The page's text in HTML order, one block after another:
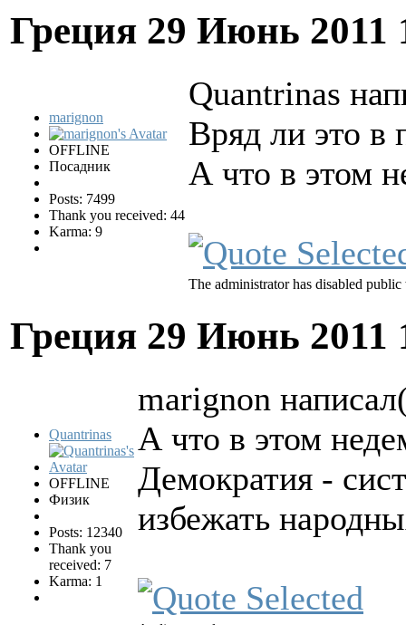
Греция 29 Июнь 2011
marignon
OFFLINE
Посадник
Posts: 7499
Thank you received: 44
Karma: 9
Quantrinas
Вряд ли это в
А что в этом
The administrator has disabled public
Греция 29 Июнь 2011
Quantrinas
OFFLINE
Физик
Posts: 12340
Thank you
received: 7
Karma: 1
marignon
А что в этом
Демократия -
избежать